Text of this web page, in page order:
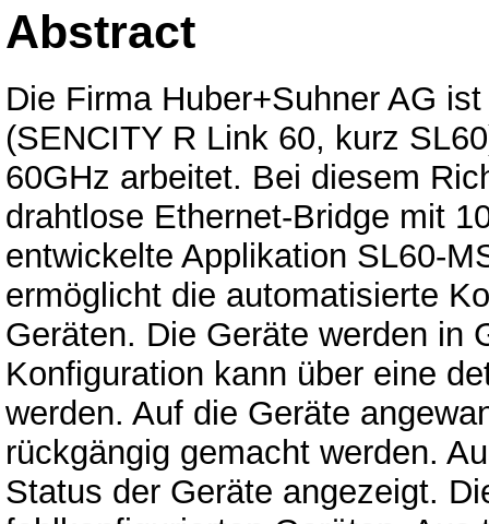
Abstract
Die Firma Huber+Suhner AG
(SENCITY R Link 60, kurz
60GHz arbeitet. Bei diesem
drahtlose Ethernet-Bridge mit
entwickelte Applikation SL60-
ermöglicht die automatisierte
Geräten. Die Geräte werden in
Konfiguration kann über eine
werden. Auf die Geräte
rückgängig gemacht werden.
Status der Geräte angezeigt.